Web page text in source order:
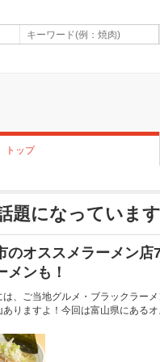
トップ
題になっています
のオススメラーメン
メンも！
は、ご当地グルメ・ブラックラー
ありますよ！今回は富山県にある